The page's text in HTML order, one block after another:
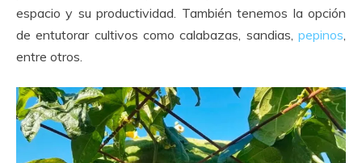
espacio y su productividad. También tenemos la opción
de entutorar cultivos como calabazas, sandias, pepinos,
entre otros.